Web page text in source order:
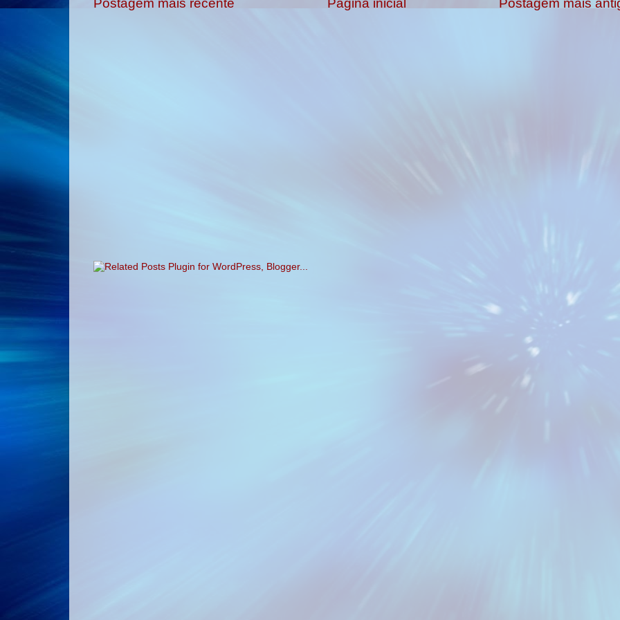
Postagem mais recente Postagem mais
Página inicial